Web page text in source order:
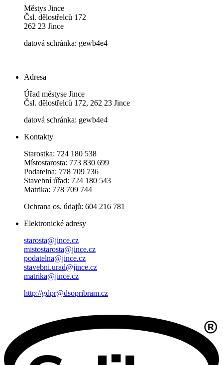
Městys Jince
Čsl. dělostřelců 172
262 23 Jince
datová schránka: gewb4e4
Adresa
Úřad městyse Jince
Čsl. dělostřelců 172, 262 23 Jince
datová schránka: gewb4e4
Kontakty
Starostka: 724 180 538
Místostarosta: 773 830 699
Podatelna: 778 709 736
Stavební úřad: 724 180 543
Matrika: 778 709 744
Ochrana os. údajů: 604 216 781
Elektronické adresy
starosta@jince.cz
mistostarosta@jince.cz
podatelna@jince.cz
stavebni.urad@jince.cz
matrika@jince.cz
http://gdpr@dsopribram.cz